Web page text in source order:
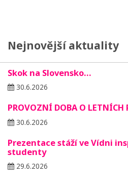
Nejnovější aktuality
Skok na Slovensko…
30.6.2026
PROVOZNÍ DOBA O LETNÍCH
30.6.2026
Prezentace stáží ve Vídni
studenty
29.6.2026